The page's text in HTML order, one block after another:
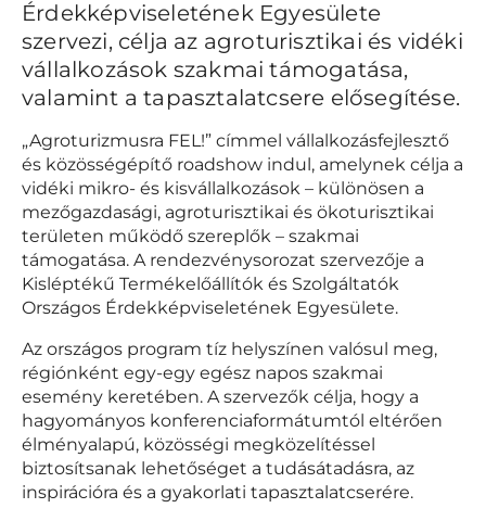
Érdekképviseletének Egyesülete
szervezi, célja az agroturisztikai és vidéki
vállalkozások szakmai támogatása,
valamint a tapasztalatcsere elősegítése.
„Agroturizmusra FEL!” címmel vállalkozásfejlesztő
és közösségépítő roadshow indul, amelynek célja a
vidéki mikro- és kisvállalkozások – különösen a
mezőgazdasági, agroturisztikai és ökoturisztikai
területen működő szereplők – szakmai
támogatása. A rendezvénysorozat szervezője a
Kisléptékű Termékelőállítók és Szolgáltatók
Országos Érdekképviseletének Egyesülete.
Az országos program tíz helyszínen valósul meg,
régiónként egy-egy egész napos szakmai
esemény keretében. A szervezők célja, hogy a
hagyományos konferenciaformátumtól eltérően
élményalapú, közösségi megközelítéssel
biztosítsanak lehetőséget a tudásátadásra, az
inspirációra és a gyakorlati tapasztalatcserére.